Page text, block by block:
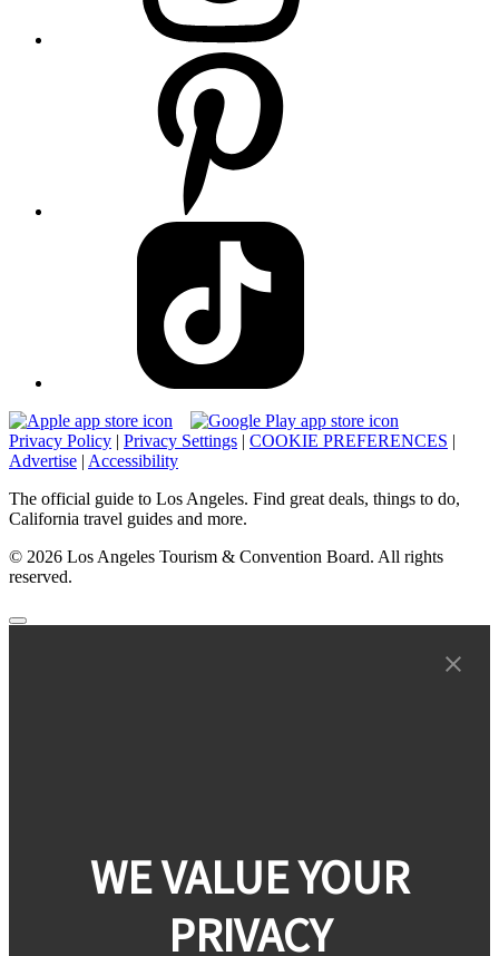
Privacy Policy | Privacy Settings | COOKIE PREFERENCES |
Advertise | Accessibility
The official guide to Los Angeles. Find great deals, things to do,
California travel guides and more.
© 2026 Los Angeles Tourism & Convention Board. All rights
reserved.
WE VALUE YOUR
PRIVACY